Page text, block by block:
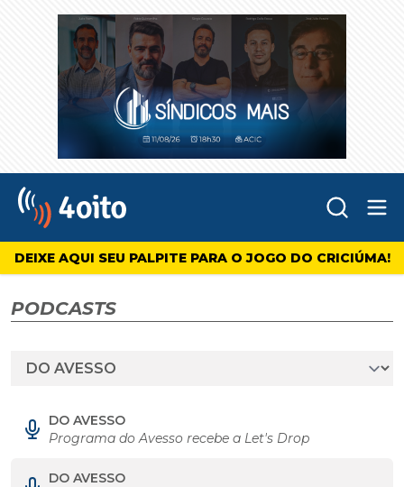
4oito
DEIXE AQUI SEU PALPITE PARA O JOGO DO CRICIÚMA!
PODCASTS
DO AVESSO
Programa do Avesso recebe a Let's Drop
DO AVESSO